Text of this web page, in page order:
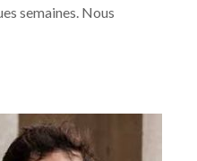
semaines. Nous